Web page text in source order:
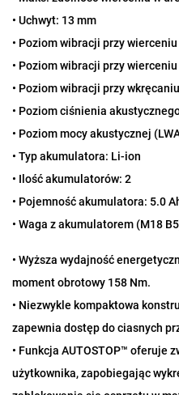
• Uchwyt: 13 mm
• Poziom wibracji przy
• Poziom wibracji przy
• Poziom wibracji przy
• Poziom ciśnienia
• Poziom mocy akustycznej
• Typ akumulatora: Li-ion
• Ilość akumulatorów: 2
• Pojemność akumulatora: 5.0
• Waga z akumulatorem (M18
• Wyższa wydajność
moment obrotowy 158 Nm.
• Niezwykle kompaktowa
zapewnia dostęp do ciasnych
• Funkcja AUTOSTOP™ oferuje
użytkownika, zapobiegając